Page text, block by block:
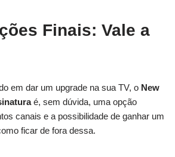
Finais: Vale a
em dar um upgrade na sua TV, o New
é, sem dúvida, uma opção
canais e a possibilidade de ganhar um
ficar de fora dessa.